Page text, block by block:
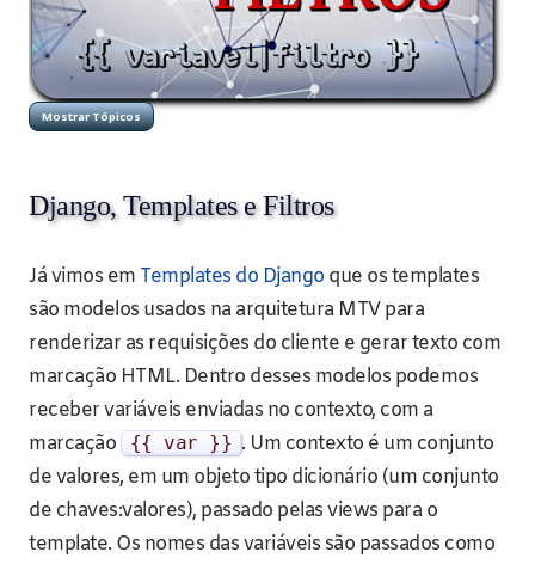
Django, Templates e Filtros
Já vimos em Templates do Django que os templates
são modelos usados na arquitetura MTV para
renderizar as requisições do cliente e gerar texto com
marcação HTML. Dentro desses modelos podemos
receber variáveis enviadas no contexto, com a
marcação
{{ var }} . Um contexto é um conjunto
de valores, em um objeto tipo dicionário (um conjunto
de chaves:valores), passado pelas views para o
template. Os nomes das variáveis são passados como